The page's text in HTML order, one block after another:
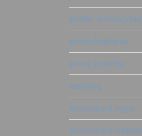
primer antimacchia
primer|sigillante
prove pratiche
restyling
ricolorare il legno
ricolorare il metallo